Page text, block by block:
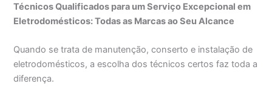
Técnicos Qualificados para um Serviço Excepcional em
Eletrodomésticos: Todas as Marcas ao Seu Alcance
Quando se trata de manutenção, conserto e instalação de
eletrodomésticos, a escolha dos técnicos certos faz toda a
diferença.